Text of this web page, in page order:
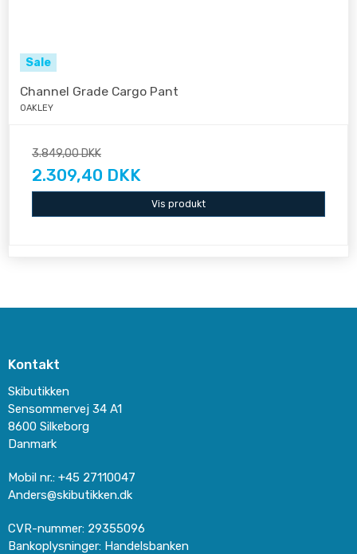
Sale
Channel Grade Cargo Pant
OAKLEY
3.849,00 DKK
2.309,40 DKK
Vis produkt
Kontakt
Skibutikken
Sensommervej 34 A1
8600 Silkeborg
Danmark
Mobil nr.: +45 27110047
Anders@skibutikken.dk
CVR-nummer: 29355096
Bankoplysninger: Handelsbanken